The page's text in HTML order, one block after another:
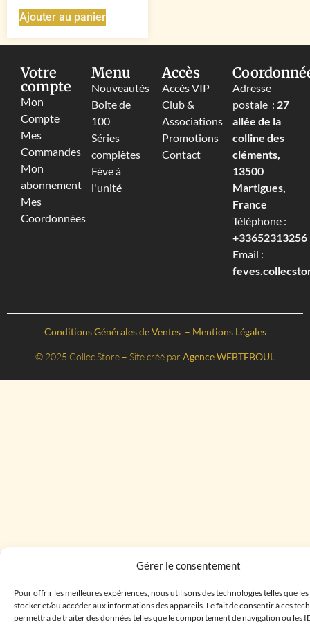
Gérer le consentement
Pour offrir les meilleures expériences, nous utilisons des technologies telles que
stocker et/ou accéder aux informations des appareils. Le fait de consentir à ces
permettra de traiter des données telles que le comportement de navigation ou les
Ajouter au panier
Votre
compte
Mon
Compte
Mes
Commandes
Mon
abonnement
Mes
Coordonnées
Menu
Nouveautés
Boite de
100
Séries
complètes
Fève à
l'unité
Accès
Accès VIP
Club &
Associations
Promotions
Contact
Adresse
postale : 27
allée de la
colline des
cléments,
13500
Martigues,
France
Téléphone :
+33652313256‬
Email :
Conditions Générales de Ventes – Mentions Légales
© 2025 Collec Store – Site créé par Agence WEBTEBOUL